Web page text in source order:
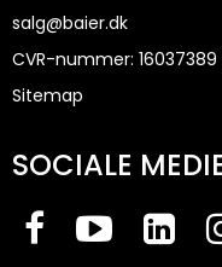
salg@baier.dk
CVR-nummer: 16037389
Sitemap
SOCIALE